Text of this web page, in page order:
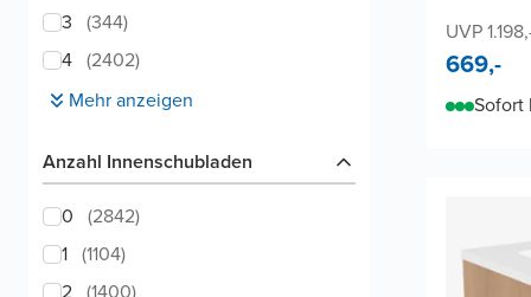
3 (344)
4 (2402)
Mehr anzeigen
Anzahl Innenschubladen
0 (2842)
1 (1104)
UVP
669,-
Sofort